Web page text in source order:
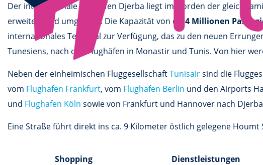
Der internationale Flughafen Djerba liegt im Norden der
erweitert und umgebaut. Die Kapazität von ca. 4 Millionen
internationales Terminal zur Verfügung, das zu den neuen
Tunesiens, nach den Flughäfen in Monastir und Tunis. Von hier
Neben der einheimischen FluggesellschaftTunisairsind die
vom Flughafen Frankfurt, vom Flughafen Berlin und den Airports
und Flughafen Köln sowie von Frankfurt und Hannover nach
Eine Straße führt direkt ins ca. 9 Kilometer östlich gelegene Houmt
Shopping Dienstleistungen